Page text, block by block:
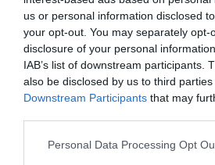
us or personal information disclosed
your opt-out. You may separately opt-
disclosure of your personal
IAB’s list of downstream participants.
also be disclosed by us to third
Downstream Participants that may
Please note that this website/app
Personal Data Processing Opt
Προτεινόμενα άρθρα
Φωτογραφίες-κειμήλια από
Από τον 19ο αιώνα μέχρι και την